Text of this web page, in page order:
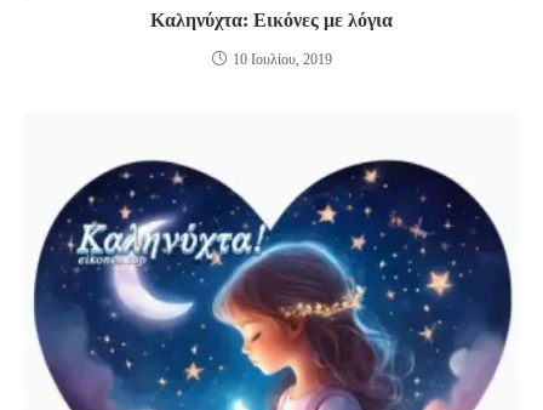
Καληνύχτα: Εικόνες με λόγια
10 Ιουλίου, 2019